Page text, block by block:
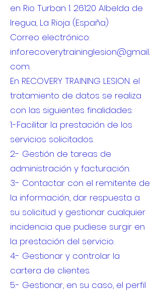
en Rio Turban 1. 26120 Albelda de
Iregua, La Rioja (España)
Correo electrónico:
info.recoverytraininglesion@gmail..
com.
En RECOVERY TRAINING LESION. el
tratamiento de datos se realiza
con las siguientes finalidades:
1.-Facilitar la prestación de los
servicios solicitados.
2.- Gestión de tareas de
administración y facturación.
3.- Contactar con el remitente de
la información, dar respuesta a
su solicitud y gestionar cualquier
incidencia que pudiese surgir en
la prestación del servicio.
4.- Gestionar y controlar la
cartera de clientes.
5.- Gestionar, en su caso, el perfil